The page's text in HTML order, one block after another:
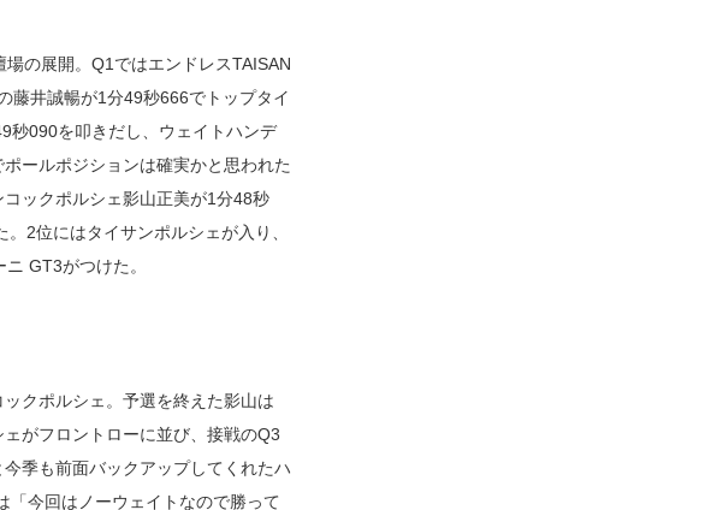
の展開。Q1ではエンドレスTAISAN
藤井誠暢が1分49秒666でトップタイ
秒090を叩きだし、ウェイトハンデ
ールポジションは確実かと思われた
ックポルシェ影山正美が1分48秒
2位にはタイサンポルシェが入り、
GT3がつけた。
クポルシェ。予選を終えた影山は
がフロントローに並び、接戦のQ3
季も前面バックアップしてくれたハ
「今回はノーウェイトなので勝って